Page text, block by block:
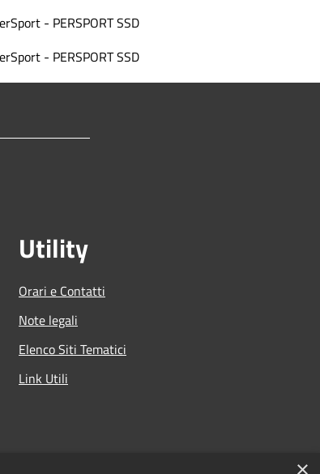
- PERSPORT SSD
- PERSPORT SSD
Utility
Orari e Contatti
Note legali
Elenco Siti Tematici
Link Utili